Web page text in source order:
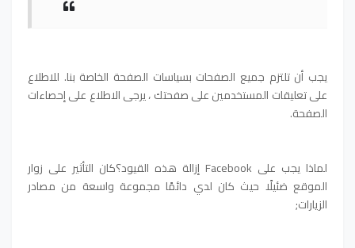
يجب أن تلتزم جميع الصفحات بسياسات الصفحة الخاصة بنا. للاطلاع
على تعليقات المستخدمين على صفحتك ، يرجى الاطلاع على إحصاءات
الصفحة.
لماذا يجب على Facebook إزالة هذه القيود؟كان التأثير على زوار
الموقع ضئيلًا حيث كان لدي دائمًا مجموعة واسعة من مصادر
الزيارات;